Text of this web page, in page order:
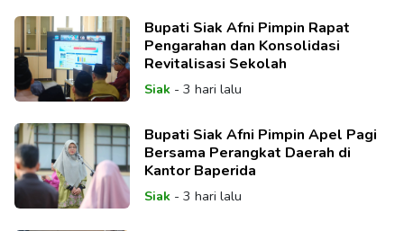
Bupati Siak Afni Pimpin Rapat
Pengarahan dan Konsolidasi
Revitalisasi Sekolah
Siak- 3 hari lalu
Bupati Siak Afni Pimpin Apel Pagi
Bersama Perangkat Daerah di
Kantor Baperida
Siak- 3 hari lalu